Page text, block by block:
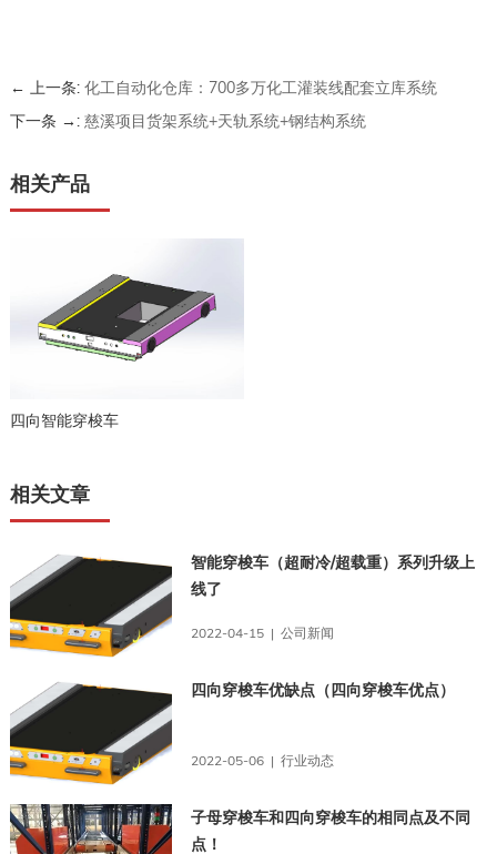
← 上一条: 化工自动化仓库：700多万化工灌装线配套立库系统
下一条 →: 慈溪项目货架系统+天轨系统+钢结构系统
相关产品
四向智能穿梭车
相关文章
智能穿梭车（超耐冷/超载重）系列升级上
线了
2022-04-15 | 公司新闻
四向穿梭车优缺点（四向穿梭车优点）
2022-05-06 | 行业动态
子母穿梭车和四向穿梭车的相同点及不同
点！